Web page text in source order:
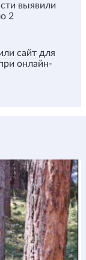
выявили
2
сайт для
онлайн-